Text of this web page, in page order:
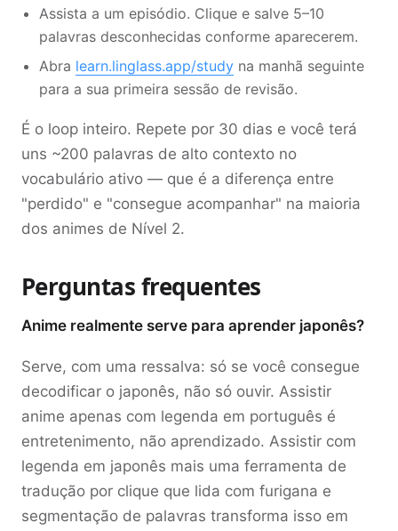
Assista a um episódio. Clique e salve 5–10
palavras desconhecidas conforme aparecerem.
Abra learn.linglass.app/study na manhã seguinte
para a sua primeira sessão de revisão.
É o loop inteiro. Repete por 30 dias e você terá
uns ~200 palavras de alto contexto no
vocabulário ativo — que é a diferença entre
"perdido" e "consegue acompanhar" na maioria
dos animes de Nível 2.
Perguntas frequentes
Anime realmente serve para aprender japonês?
Serve, com uma ressalva: só se você consegue
decodificar o japonês, não só ouvir. Assistir
anime apenas com legenda em português é
entretenimento, não aprendizado. Assistir com
legenda em japonês mais uma ferramenta de
tradução por clique que lida com furigana e
segmentação de palavras transforma isso em